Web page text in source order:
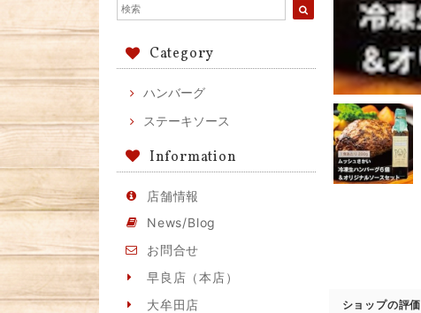
Category
ハンバーグ
ステーキソース
Information
店舗情報
News/Blog
お問合せ
早良店（本店）
大牟田店
ショップの評価